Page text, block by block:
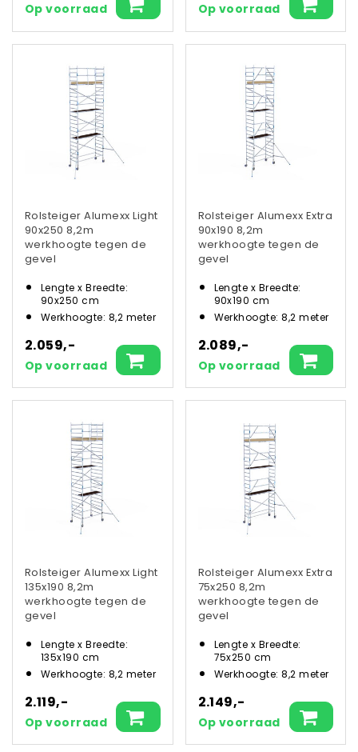
Op voorraad Op voorraad
Rolsteiger Alumexx Light
90x250 8,2m
werkhoogte tegen de
gevel
Lengte x Breedte:
90x250 cm
Werkhoogte: 8,2 meter
2.059,-
Op voorraad
Rolsteiger Alumexx Extra
90x190 8,2m
werkhoogte tegen de
gevel
Lengte x Breedte:
90x190 cm
Werkhoogte: 8,2 meter
2.089,-
Op voorraad
Rolsteiger Alumexx Light
135x190 8,2m
werkhoogte tegen de
gevel
Lengte x Breedte:
135x190 cm
Werkhoogte: 8,2 meter
2.119,-
Op voorraad
Rolsteiger Alumexx Extra
75x250 8,2m
werkhoogte tegen de
gevel
Lengte x Breedte:
75x250 cm
Werkhoogte: 8,2 meter
2.149,-
Op voorraad